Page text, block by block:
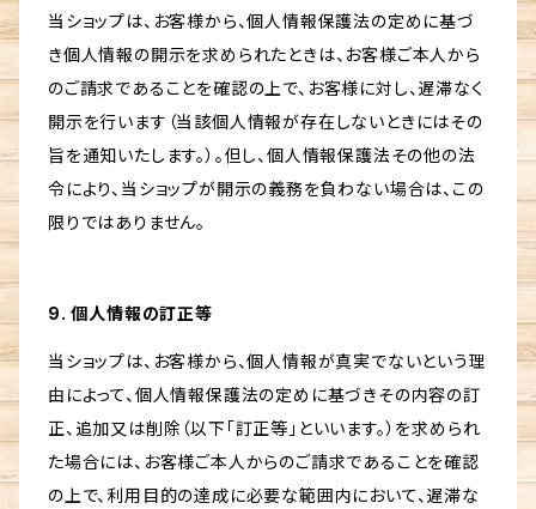
当ショップは、お客様から、個人情報保護法の定めに基づ
き個人情報の開示を求められたときは、お客様ご本人から
のご請求であることを確認の上で、お客様に対し、遅滞なく
開示を行います（当該個人情報が存在しないときにはその
旨を通知いたします。）。但し、個人情報保護法その他の法
令により、当ショップが開示の義務を負わない場合は、この
限りではありません。
9. 個人情報の訂正等
当ショップは、お客様から、個人情報が真実でないという理
由によって、個人情報保護法の定めに基づきその内容の訂
正、追加又は削除（以下「訂正等」といいます。）を求められ
た場合には、お客様ご本人からのご請求であることを確認
の上で、利用目的の達成に必要な範囲内において、遅滞な